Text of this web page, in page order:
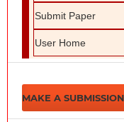
Submit Paper
User Home
MAKE A SUBMISSION